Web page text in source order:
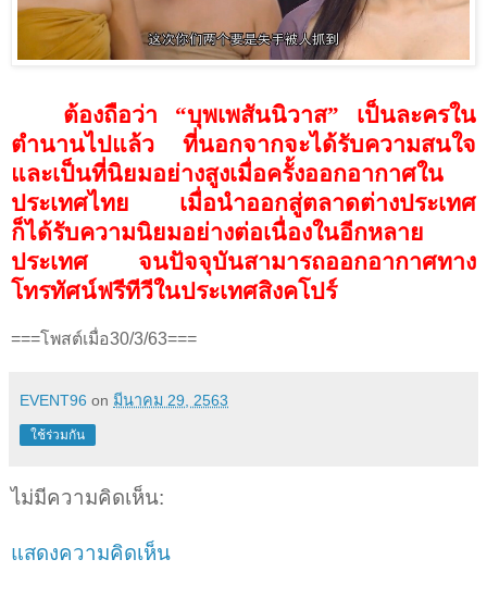
ต้องถือว่า “บุพเพสันนิวาส” เป็นละครใน
ตำนานไปแล้ว ที่นอกจากจะได้รับความสนใจ
และเป็นที่นิยมอย่างสูงเมื่อครั้งออกอากาศใน
ประเทศไทย เมื่อนำออกสู่ตลาดต่างประเทศ
ก็ได้รับความนิยมอย่างต่อเนื่องในอีกหลาย
ประเทศ จนปัจจุบันสามารถออกอากาศทาง
โทรทัศน์ฟรีทีวีในประเทศสิงคโปร์
===โพสต์เมื่อ30/3/63===
EVENT96 on มีนาคม 29, 2563
ใช้ร่วมกัน
ไม่มีความคิดเห็น:
แสดงความคิดเห็น